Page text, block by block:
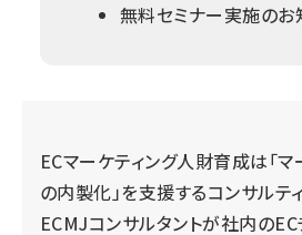
無料セミナー実施のお
ECマーケティング人財育成は「
の内製化」を支援するコンサルテ
ECMJコンサルタントが社内の